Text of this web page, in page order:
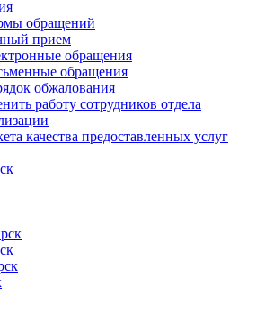
обращений
прием
обращения
обращения
обжалования
работу сотрудников отдела
качества предоставленных услуг